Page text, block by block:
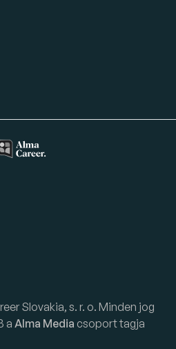
Slovakia, s. r. o. Minden jog
a Alma Media csoport tagja